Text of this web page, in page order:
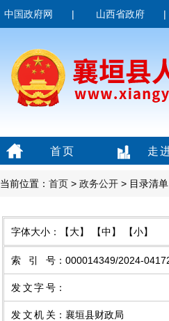
中国政府网 | 山西省政府 |
首页 走
当前位置： 首页 > 政务公开 > 目录清单
字体大小： 【大】 【中】 【小】
索引号 ： 000014349/2024-
发文字号 ：
发文机关 ： 襄垣县财政局